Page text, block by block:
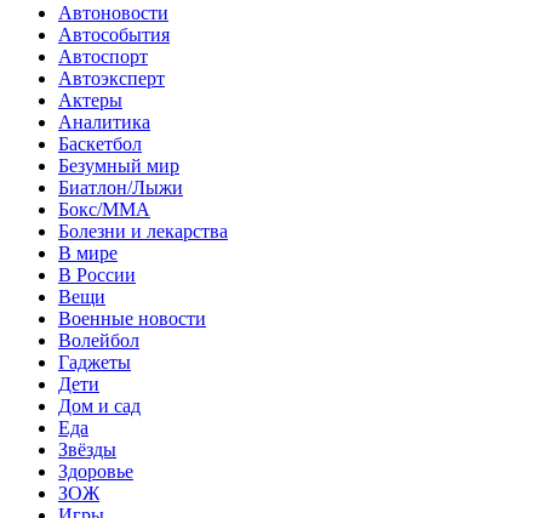
Автоновости
Автособытия
Автоспорт
Автоэксперт
Актеры
Аналитика
Баскетбол
Безумный мир
Биатлон/Лыжи
Бокс/MMA
Болезни и лекарства
В мире
В России
Вещи
Военные новости
Волейбол
Гаджеты
Дети
Дом и сад
Еда
Звёзды
Здоровье
ЗОЖ